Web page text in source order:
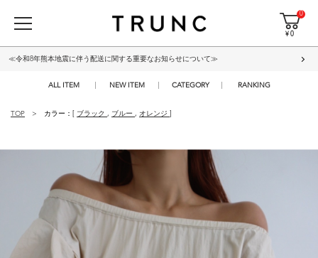
0
¥ 0
≪令和8年熊本地震に伴う配送に関する重要なお知らせについて≫
ALL ITEM NEW ITEM CATEGORY RANKING
TOP カラー：[ ブラック , ブルー , オレンジ